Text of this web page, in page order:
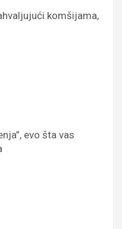
komšijama,
evo šta vas